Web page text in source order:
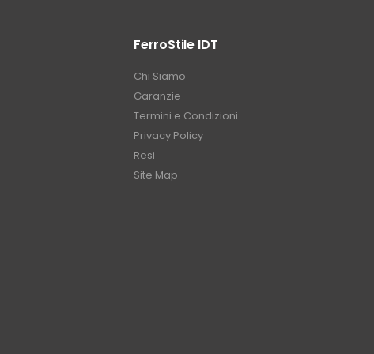
FerroStile IDT
Chi Siamo
Garanzie
Termini e Condizioni
Privacy Policy
Resi
Site Map